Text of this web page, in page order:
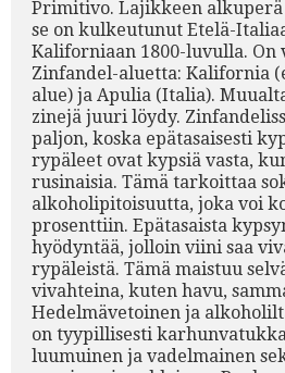
Primitivo. Lajikkeen alkuperä
se on kulkeutunut Etelä-
Kaliforniaan 1800-luvulla. On
Zinfandel-aluetta: Kalifornia
alue) ja Apulia (Italia).
zinejä juuri löydy.
paljon, koska epätasaisesti
rypäleet ovat kypsiä vasta,
rusinaisia. Tämä tarkoittaa
alkoholipitoisuutta, joka voi
prosenttiin. Epätasaista
hyödyntää, jolloin viini saa
rypäleistä. Tämä maistuu
vivahteina, kuten havu,
Hedelmävetoinen ja
on tyypillisesti
luumuinen ja vadelmainen